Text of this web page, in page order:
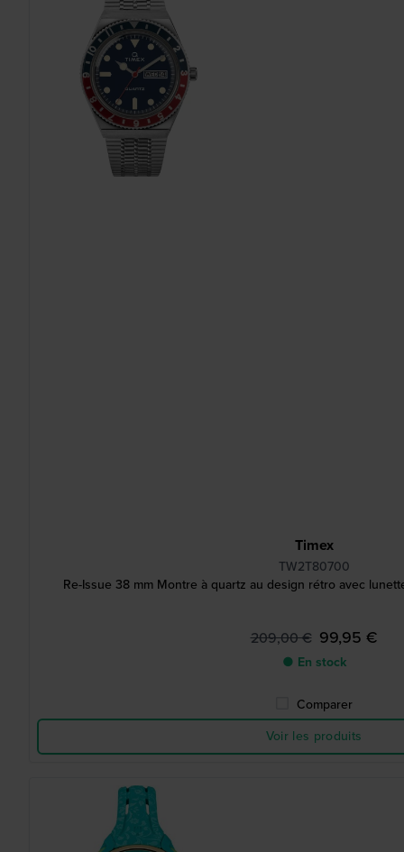
Timex
TW2T80700
Re-Issue 38 mm Montre à quartz au design rétro avec
209,00 € 99,95 €
● En stock
Comparer
Voir les produits